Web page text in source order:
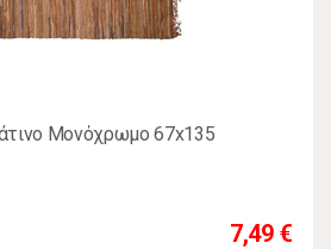
Μονόχρωμο 67x135
7,49 €